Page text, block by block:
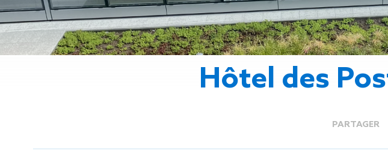
Pluviales (GEP)
Hygrométrie
Rafraichissement
adiabatique
d’étanchéité
Thermique par
l’Extérieur
Perméabilité
à l’air
Hôtel des
PARTAGER